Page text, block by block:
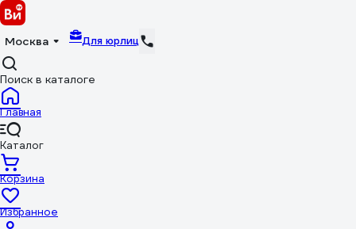
Москва Для юрлиц
Поиск в каталоге
Главная
Каталог
Корзина
Избранное